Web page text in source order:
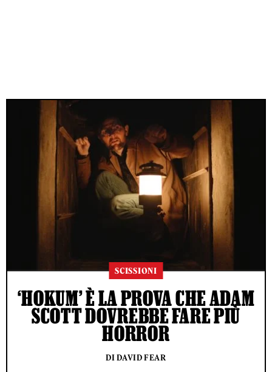
SCISSIONI
‘HOKUM’ È LA PROVA CHE ADAM
SCOTT DOVREBBE FARE PIÙ
HORROR
DI DAVID FEAR